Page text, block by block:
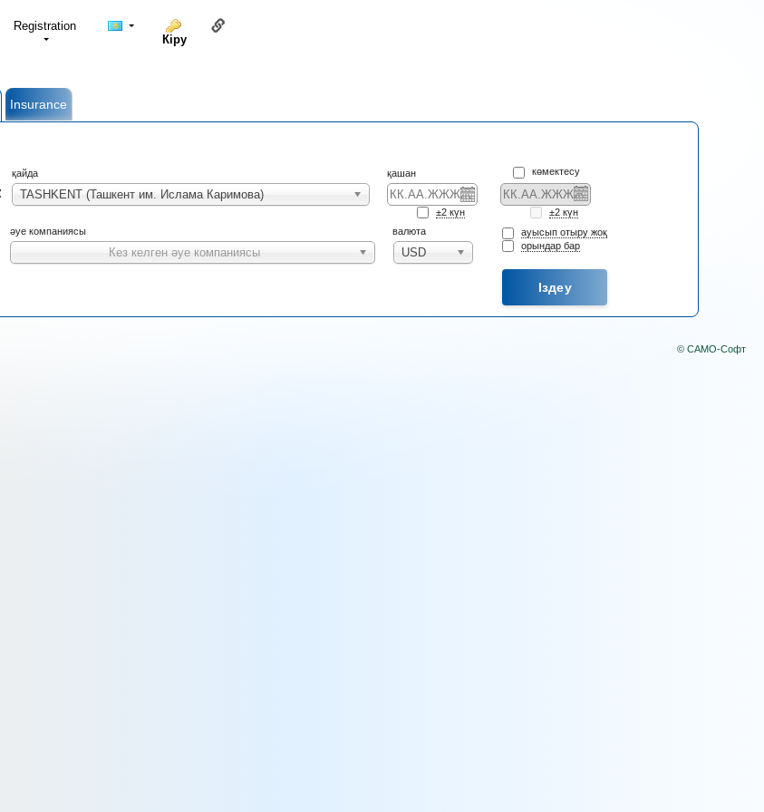
Registration
Кіру
Insurance
қайда
TASHKENT (Ташкент им. Ислама Каримова)
қашан
±2 күн
көмектесу
±2 күн
әуе компаниясы
Кез келген әуе компаниясы
валюта
USD
ауысып отыру жоқ
орындар бар
© САМО-Софт